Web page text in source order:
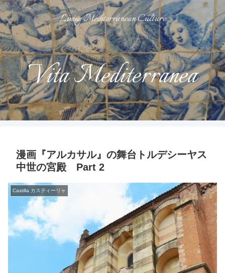
Living Mediterranean Culture
Vita Mediterranea
漫画『アルカサル』の舞台トルデシーヤス
中世の宮殿 Part 2
Castilla カスティーリャ